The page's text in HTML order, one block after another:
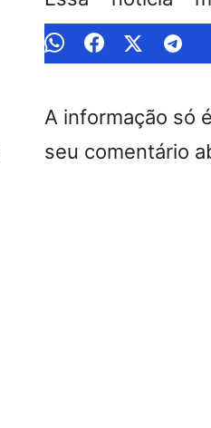
A informação só
seu comentário